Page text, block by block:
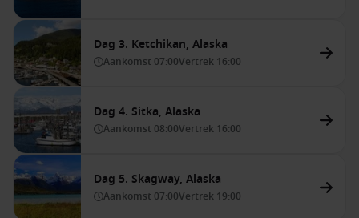
Dag 3. Ketchikan, Alaska
Aankomst 07:00Vertrek 16:00
Dag 4. Sitka, Alaska
Aankomst 08:00Vertrek 16:00
Dag 5. Skagway, Alaska
Aankomst 07:00Vertrek 19:00